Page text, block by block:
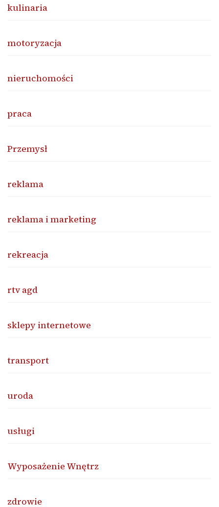
kulinaria
motoryzacja
nieruchomości
praca
Przemysł
reklama
reklama i marketing
rekreacja
rtv agd
sklepy internetowe
transport
uroda
usługi
Wyposażenie Wnętrz
zdrowie